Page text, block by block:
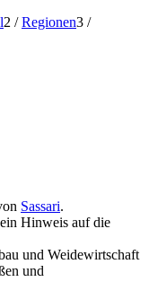
2 / Regionen3 /
Sassari.
Hinweis auf die
und Weidewirtschaft
und